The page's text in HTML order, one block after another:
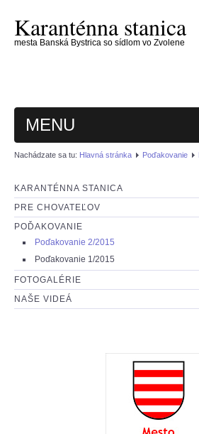
Karanténna stanica
mesta Banská Bystrica so sídlom vo Zvolene
MENU
: KONTAKTUJTE NÁS :
: PSÍKOVIA NA ADOPCIU :
: MAČIČKY NA ADOPCIU :
: AKO MÔŽETE POMÔCŤ?
Nachádzate sa tu: Hlavná stránka Poďakovanie
KARANTÉNNA STANICA
PRE CHOVATEĽOV
POĎAKOVANIE
Poďakovanie 2/2015
Poďakovanie 1/2015
FOTOGALÉRIE
NAŠE VIDEÁ